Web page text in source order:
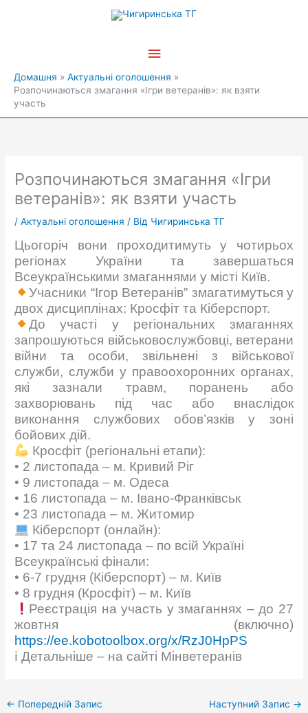
Головне
Домашня
Актуальні оголошення
Розпочинаються змагання «Ігри ветеранів»: як взяти
участь
Розпочинаються змагання «Ігри
ветеранів»: як взяти участь
/Актуальні оголошення / Від Чигиринська ТГ
Цьогоріч вони проходитимуть у чотирьох
регіонах України та завершаться
Всеукраїнськими змаганнями у місті Київ.
Учасники “Ігор Ветеранів” змагатимуться у
двох дисциплінах: Кросфіт та Кіберспорт.
До участі у регіональних змаганнях
запрошуються військовослужбовці, ветерани
війни та особи, звільнені з військової
служби, служби у правоохоронних органах,
які зазнали травм, поранень або
захворювань під час або внаслідок
виконання службових обов’язків у зоні
бойових дій.
Кросфіт (регіональні етапи):
• 2 листопада – м. Кривий Ріг
• 9 листопада – м. Одеса
• 16 листопада – м. Івано-Франківськ
• 23 листопада – м. Житомир
Кіберспорт (онлайн):
• 17 та 24 листопада – по всій Україні
Всеукраїнські фінали:
• 6-7 грудня (Кіберспорт) – м. Київ
• 8 грудня (Кросфіт) – м. Київ
Реєстрація на участь у змаганнях – до 27
жовтня (включно)
https://ee.kobotoolbox.org/x/RzJ0HpPS
ℹ Детальніше – на сайті Мінветеранів
← Попередній Запис Наступний Запис →